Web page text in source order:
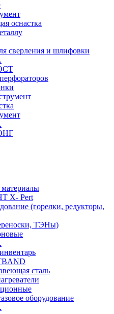
оснастка
сверления и шлифовки
X- Pert
(горелки, редукторы,
ТЭНы)
сталь
оборудование